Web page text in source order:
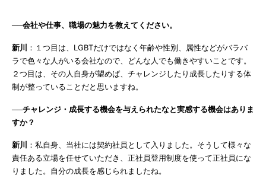
──会社や仕事、職場の魅力を教えてください。
新川
：１つ目は、LGBTだけではなく年齢や性別、属性などがバラバ
ラで色々な人がいる会社なので、どんな人でも働きやすいことです。
２つ目は、その人自身が望めば、チャレンジしたり成長したりする体
制が整っていることだと思いますね。
──チャレンジ・成長する機会を与えられたなと実感する機会はありま
すか？
新川
：私自身、当社には契約社員として入りました。そうして様々な
責任ある立場を任せていただき、正社員登用制度を使って正社員にな
りました。自分の成長を感じられましたね。